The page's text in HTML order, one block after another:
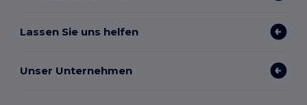
Lassen Sie uns helfen
Unser Unternehmen